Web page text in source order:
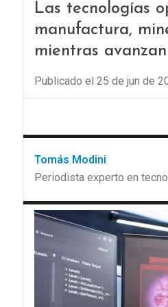
Las tecnologías
manufactura,
mientras
Publicado el 25 de jun de
Tomás Modini
Periodista experto en